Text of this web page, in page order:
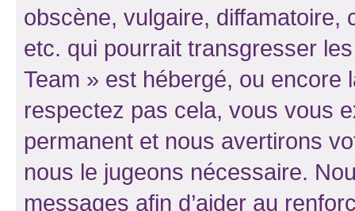
obscène, vulgaire, diffamatoire,
etc. qui pourrait transgresser
Team » est hébergé, ou encore
respectez pas cela, vous vous
permanent et nous avertirons
nous le jugeons nécessaire.
messages afin d’aider au